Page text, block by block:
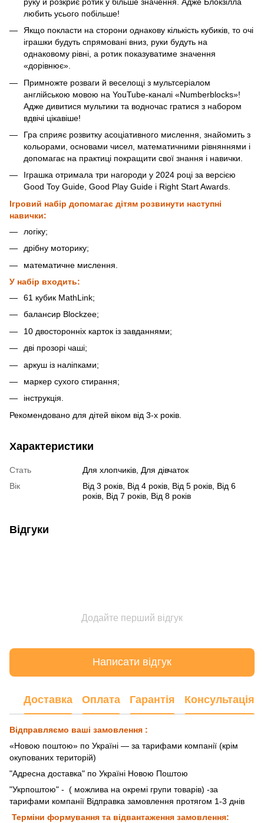
любить усього побільше!
Якщо покласти на сторони однакову кількість кубиків, то очі
іграшки будуть спрямовані вниз, руки будуть на
однаковому рівні, а ротик показуватиме значення
«дорівнює».
Примножте розваги й веселощі з мультсеріалом
англійською мовою на YouTube-каналі «Numberblocks»!
Адже дивитися мультики та водночас гратися з набором
вдвічі цікавіше!
Гра сприяє розвитку асоціативного мислення, знайомить з
кольорами, основами чисел, математичними рівняннями і
допомагає на практиці покращити свої знання і навички.
Іграшка отримала три нагороди у 2024 році за версією
Good Toy Guide, Good Play Guide і Right Start Awards.
Ігровий набір допомагає дітям розвинути наступні
навички:
логіку;
дрібну моторику;
математичне мислення.
У набір входить:
61 кубик MathLink;
балансир Blockzee;
10 двосторонніх карток із завданнями;
дві прозорі чаші;
аркуш із наліпками;
маркер сухого стирання;
інструкція.
Рекомендовано для дітей віком від 3-х років.
Характеристики
Стать
Для хлопчиків, Для дівчаток
Вік
Від 3 років, Від 4 років, Від 5 років, Від 6
років, Від 7 років, Від 8 років
Відгуки
Додайте перший відгук
Написати відгук
Доставка Оплата Гарантія Консультація
Відправляємо ваші замовлення :
«Новою поштою» по Україні — за тарифами компанії (крім
окупованих територій)
"Адресна доставка" по Україні Новою Поштою
"Укрпоштою" - ( можлива на окремі групи товарів) -за
тарифами компанії Відправка замовлення протягом 1-3 днів
Терміни формування та відвантаження замовлення: